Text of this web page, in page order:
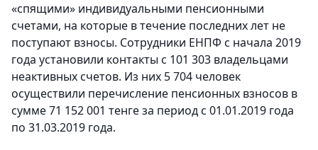
«спящими» индивидуальными пенсионными
счетами, на которые в течение последних лет не
поступают взносы. Сотрудники ЕНПФ с начала 2019
года установили контакты с 101 303 владельцами
неактивных счетов. Из них 5 704 человек
осуществили перечисление пенсионных взносов в
сумме 71 152 001 тенге за период с 01.01.2019 года
по 31.03.2019 года.